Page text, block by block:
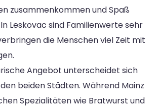
zusammenkommen und Spaß
Leskovac sind Familienwerte sehr
die Menschen viel Zeit mit
Angebot unterscheidet sich
beiden Städten. Während Mainz
Spezialitäten wie Bratwurst und